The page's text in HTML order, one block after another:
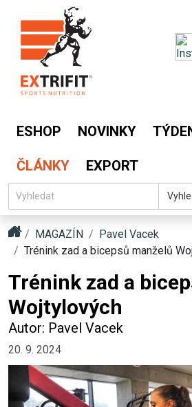
ESHOP NOVINKY
ČLÁNKY EXPORT
MAGAZÍN
Pavel Vacek
Trénink zad a bicepsů manželů
Trénink zad a
Wojtylových
Autor: Pavel Vacek
20. 9. 2024